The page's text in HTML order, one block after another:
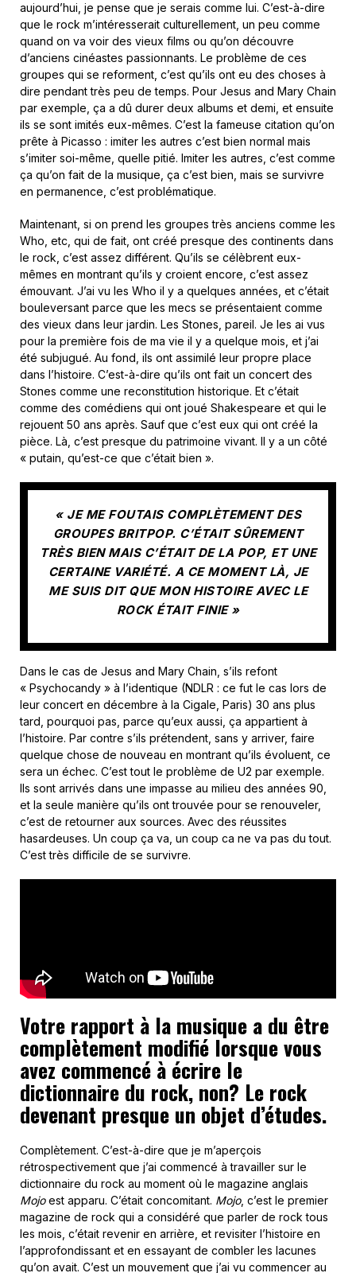
aujourd’hui, je pense que je serais comme lui. C’est-à-dire
que le rock m’intéresserait culturellement, un peu comme
quand on va voir des vieux films ou qu’on découvre
d’anciens cinéastes passionnants. Le problème de ces
groupes qui se reforment, c’est qu’ils ont eu des choses à
dire pendant très peu de temps. Pour Jesus and Mary Chain
par exemple, ça a dû durer deux albums et demi, et ensuite
ils se sont imités eux-mêmes. C’est la fameuse citation qu’on
prête à Picasso : imiter les autres c’est bien normal mais
s’imiter soi-même, quelle pitié. Imiter les autres, c’est comme
ça qu’on fait de la musique, ça c’est bien, mais se survivre
en permanence, c’est problématique.
Maintenant, si on prend les groupes très anciens comme les
Who, etc, qui de fait, ont créé presque des continents dans
le rock, c’est assez différent. Qu’ils se célèbrent eux-
mêmes en montrant qu’ils y croient encore, c’est assez
émouvant. J’ai vu les Who il y a quelques années, et c’était
bouleversant parce que les mecs se présentaient comme
des vieux dans leur jardin. Les Stones, pareil. Je les ai vus
pour la première fois de ma vie il y a quelque mois, et j’ai
été subjugué. Au fond, ils ont assimilé leur propre place
dans l’histoire. C’est-à-dire qu’ils ont fait un concert des
Stones comme une reconstitution historique. Et c’était
comme des comédiens qui ont joué Shakespeare et qui le
rejouent 50 ans après. Sauf que c’est eux qui ont créé la
pièce. Là, c’est presque du patrimoine vivant. Il y a un côté
« putain, qu’est-ce que c’était bien ».
« JE ME FOUTAIS COMPLÈTEMENT DES
GROUPES BRITPOP. C’ÉTAIT SÛREMENT
TRÈS BIEN MAIS C’ÉTAIT DE LA POP, ET UNE
CERTAINE VARIÉTÉ. A CE MOMENT LÀ, JE
ME SUIS DIT QUE MON HISTOIRE AVEC LE
ROCK ÉTAIT FINIE »
Dans le cas de Jesus and Mary Chain, s’ils refont
« Psychocandy » à l’identique (NDLR : ce fut le cas lors de
leur concert en décembre à la Cigale, Paris) 30 ans plus
tard, pourquoi pas, parce qu’eux aussi, ça appartient à
l’histoire. Par contre s’ils prétendent, sans y arriver, faire
quelque chose de nouveau en montrant qu’ils évoluent, ce
sera un échec. C’est tout le problème de U2 par exemple.
Ils sont arrivés dans une impasse au milieu des années 90,
et la seule manière qu’ils ont trouvée pour se renouveler,
c’est de retourner aux sources. Avec des réussites
hasardeuses. Un coup ça va, un coup ca ne va pas du tout.
C’est très difficile de se survivre.
Votre rapport à la musique a du être
complètement modifié lorsque vous
avez commencé à écrire le
dictionnaire du rock, non? Le rock
devenant presque un objet d’études.
Complètement. C’est-à-dire que je m’aperçois
rétrospectivement que j’ai commencé à travailler sur le
dictionnaire du rock au moment où le magazine anglais
Mojoest apparu. C’était concomitant. Mojo, c’est le premier
magazine de rock qui a considéré que parler de rock tous
les mois, c’était revenir en arrière, et revisiter l’histoire en
l’approfondissant et en essayant de combler les lacunes
qu’on avait. C’est un mouvement que j’ai vu commencer au